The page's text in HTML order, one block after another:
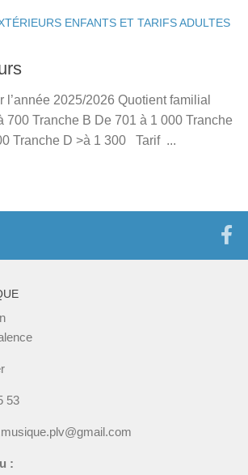
ENFANTS ET TARIFS ADULTES
l’année 2025/2026 Quotient familial
700 Tranche B De 701 à 1 000 Tranche
Tranche D >à 1 300 Tarif ...
53
: